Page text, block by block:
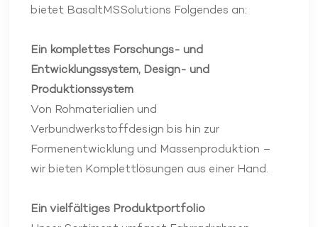
bietet BasaltMSSolutions Folgendes an:
Ein komplettes Forschungs- und
Entwicklungssystem, Design- und
Produktionssystem
Von Rohmaterialien und
Verbundwerkstoffdesign bis hin zur
Formenentwicklung und Massenproduktion –
wir bieten Komplettlösungen aus einer Hand.
Ein vielfältiges Produktportfolio